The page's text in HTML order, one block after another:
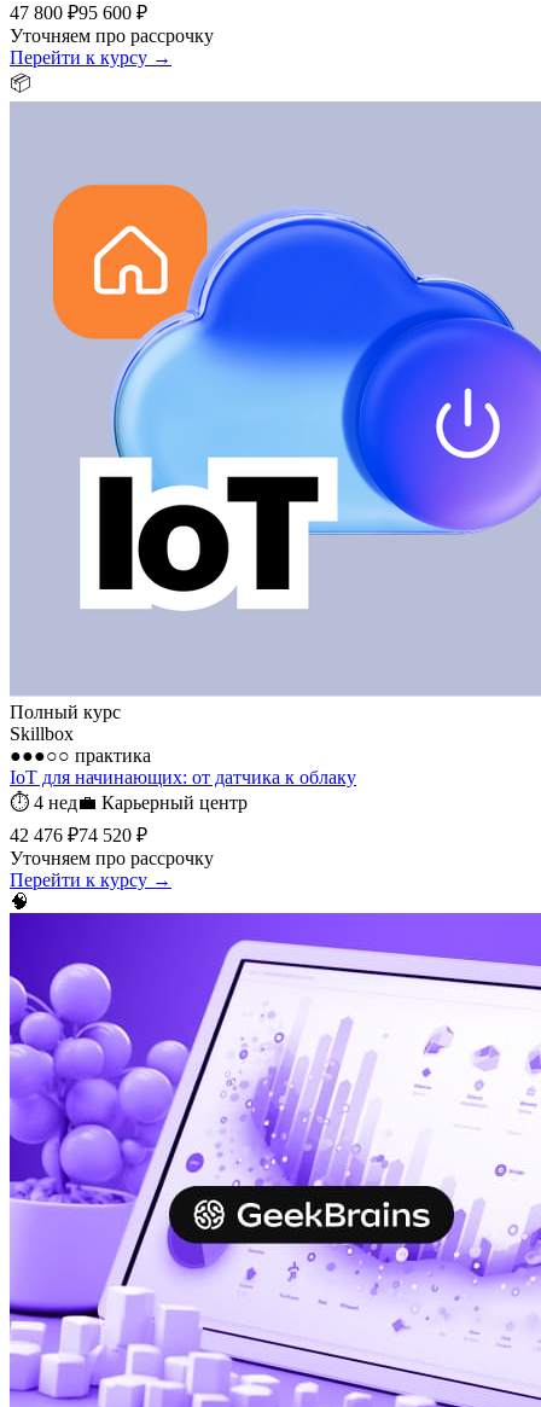
47 800 ₽95 600 ₽
Уточняем про рассрочку
Перейти к курсу →
📦
Полный курс
Skillbox
●●●○○ практика
IoT для начинающих: от датчика к облаку
⏱ 4 нед💼 Карьерный центр
42 476 ₽74 520 ₽
Уточняем про рассрочку
Перейти к курсу →
🧠